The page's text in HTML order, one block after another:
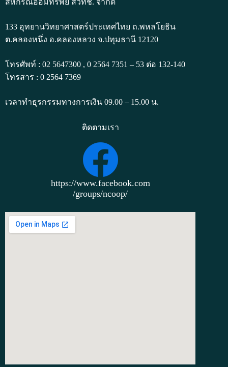
133 อุทยานวิทยาศาสตร์ประเทศไทย ถ.พหลโยธิน
ต.คลองหนึ่ง อ.คลองหลวง จ.ปทุมธานี 12120
โทรศัพท์ : 02 5647300 , 0 2564 7351 – 53 ต่อ 132-140
โทรสาร : 0 2564 7369
เวลาทำธุรกรรมทางการเงิน 09.00 – 15.00 น.
ติดตามเรา
https://www.facebook.com
/groups/ncoop/